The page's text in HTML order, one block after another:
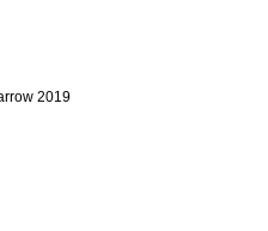
2019